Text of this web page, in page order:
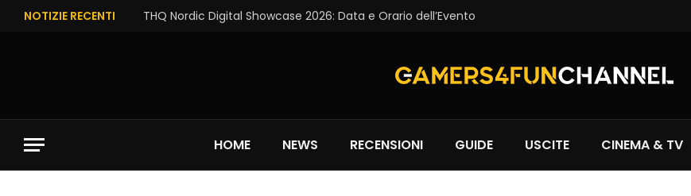
NOTIZIE RECENTI THQ Nordic Digital Showcase 2026: Data e Orario dell’Evento
HOME NEWS RECENSIONI GUIDE USCITE CINEMA & TV
THQ Nordic Digital Showcase 2026: Data e Orario dell’Evento Fire Emblem: